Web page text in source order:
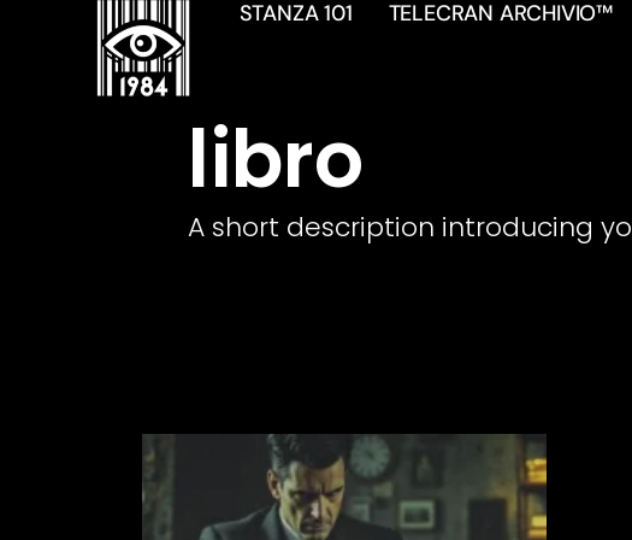
STANZA 101 TELECRAN ARCHIVIO™
libro
A short description introducing